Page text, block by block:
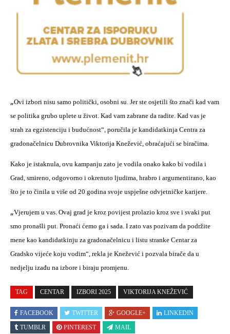
„Ovi izbori nisu samo politički, osobni su. Jer ste osjetili što znači kad vam
se politika grubo uplete u život. Kad vam zabrane da radite. Kad vas je
strah za egzistenciju i budućnost“, poručila je kandidatkinja Centra za
gradonačelnicu Dubrovnika Viktorija Knežević, obraćajući se biračima.
Kako je istaknula, ovu kampanju zato je vodila onako kako bi vodila i
Grad, smireno, odgovorno i okrenuto ljudima, hrabro i argumentirano, kao
što je to činila u više od 20 godina svoje uspješne odvjetničke karijere.
„Vjerujem u vas. Ovaj grad je kroz povijest prolazio kroz sve i svaki put
smo pronašli put. Pronaći ćemo ga i sada. I zato vas pozivam da podržite
mene kao kandidatkinju za gradonačelnicu i listu stranke Centar za
Gradsko vijeće koju vodim“, rekla je Knežević i pozvala birače da u
nedjelju izađu na izbore i biraju promjenu.
TAG CENTAR IZBORI 2025 VIKTORIJA KNEŽEVIĆ
FACEBOOK TWITTER GOOGLE+
LINKEDIN
TUMBLR
PINTEREST MAIL